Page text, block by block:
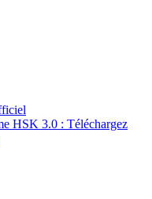
HSK 3.0 : Téléchargez